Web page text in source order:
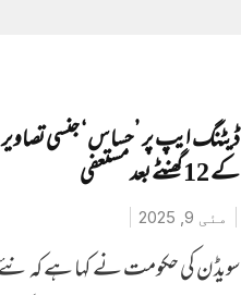
ڈیٹنگ ایپ پر ’حساس‘ جنسی
کے 12 گھنٹے بعد مستعفی
مئی 9, 2025
سویڈن کی حکومت نے کہا ہے کہ